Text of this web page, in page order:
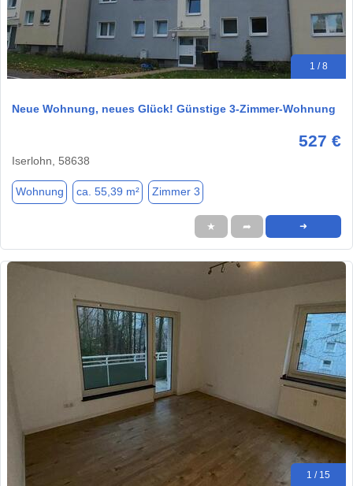
1 / 8
Neue Wohnung, neues Glück! Günstige 3-Zimmer-Wohnung
527 €
Iserlohn, 58638
Wohnung ca. 55,39 m² Zimmer 3
★ ➦ ➜
1 / 15